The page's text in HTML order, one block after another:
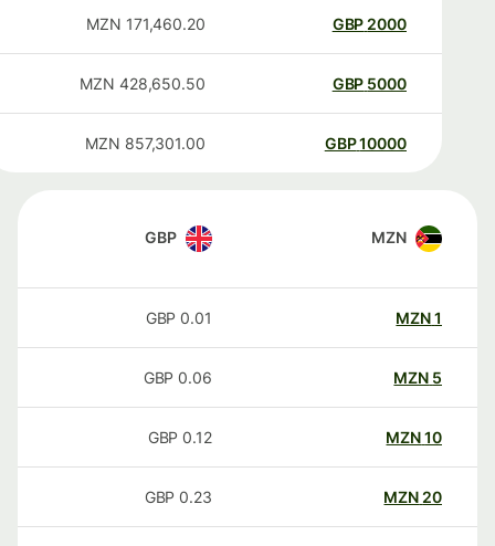
2000
GBP
171,460.20
MZN
5000
GBP
428,650.50
MZN
10000
GBP
857,301.00
MZN
MZN
GBP
MZN
0.01
GBP
MZN
0.06
GBP
MZN
0.12
GBP
20
MZN
0.23
GBP